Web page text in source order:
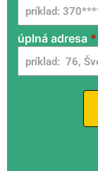
- G
úplná adresa *